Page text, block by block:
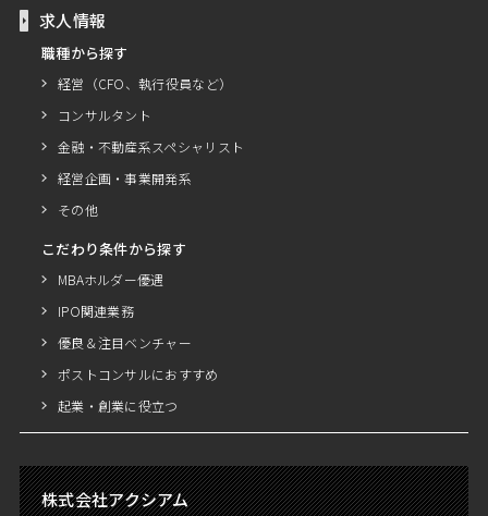
求人情報
職種から探す
経営（CFO、執行役員など）
コンサルタント
金融・不動産系スペシャリスト
経営企画・事業開発系
その他
こだわり条件から探す
MBAホルダー優遇
IPO関連業務
優良＆注目ベンチャー
ポストコンサルにおすすめ
起業・創業に役立つ
株式会社アクシアム